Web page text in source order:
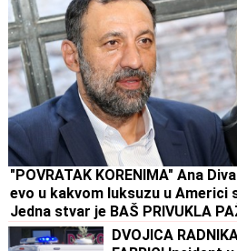
"POVRATAK KORENIMA" Ana
evo u kakvom luksuzu u Americi
Jedna stvar je BAŠ PRIVUKLA
DVOJICA